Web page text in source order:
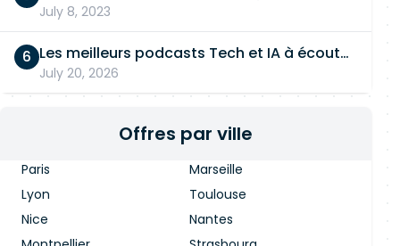
July 8, 2023
Les meilleurs podcasts Tech et IA à écouter en 2026
July 20, 2026
Offres par ville
Paris
Marseille
Lyon
Toulouse
Nice
Nantes